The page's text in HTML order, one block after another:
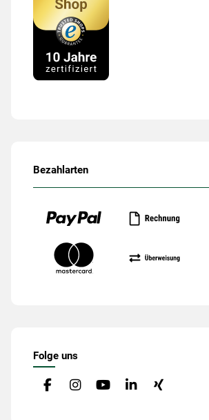
Bezahlarten
Folge uns